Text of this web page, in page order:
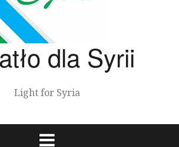
dla Syrii
Light for Syria